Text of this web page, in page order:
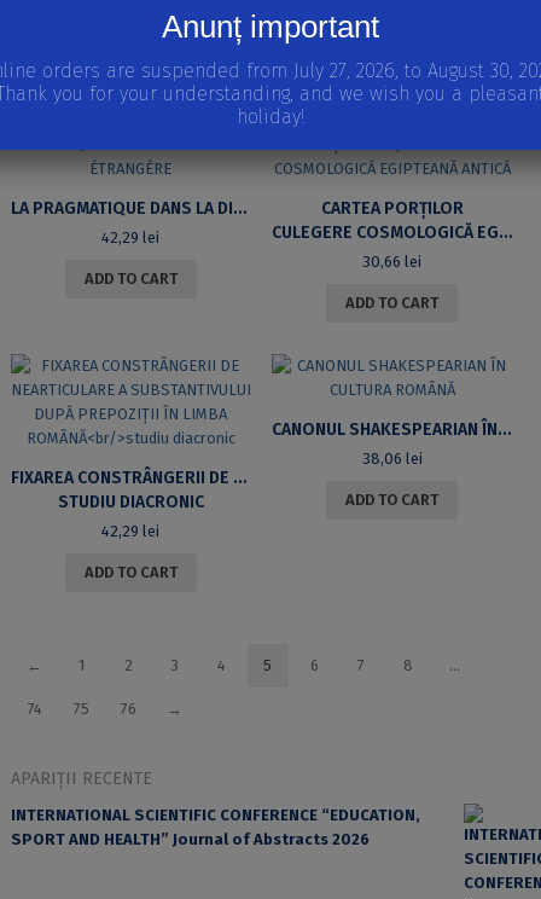
LA PRAGMATIQUE DANS LA DIDACTIQUE DE L’ARABE LANGUE ÉTRANGÈRE
42,29lei
ADD TO CART
CARTEA PORȚILOR
CULEGERE COSMOLOGICĂ EGIPTEANĂ ANTICĂ
30,66lei
ADD TO CART
FIXAREA CONSTRÂNGERII DE NEARTICULARE A SUBSTANTIVULUI DUPĂ PREPOZIȚII ÎN LIMBA ROMÂNĂ
STUDIU DIACRONIC
42,29lei
ADD TO CART
CANONUL SHAKESPEARIAN ÎN CULTURA ROMÂNĂ
38,06 lei
ADD TO CART
← 1 2 3 4 5 6 7 8 …
74 75 76 →
APARIȚII RECENTE
INTERNATIONAL SCIENTIFIC CONFERENCE “EDUCATION,
SPORT AND HEALTH” Journal of Abstracts 2026
Anunț important
orders are suspended from July 27, 2026, to August 30,
you for your understanding, and we wish you a
holiday!